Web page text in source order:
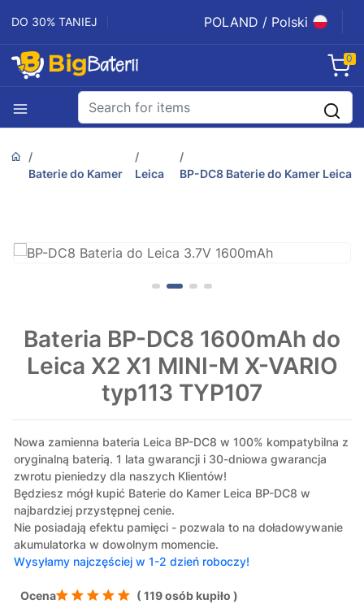
DO 30% TANIEJ POLAND / Polski
0
Baterie do Kamer Leica BP-DC8 Baterie do Kamer Leica
Bateria BP-DC8 1600mAh do
Leica X2 X1 MINI-M X-VARIO
typ113 TYP107
Nowa zamienna bateria Leica BP-DC8 w 100% kompatybilna z
oryginalną baterią. 1 lata gwarancji i 30-dniowa gwarancja
zwrotu pieniedzy dla naszych Klientów!
Będziesz mógł kupić Baterie do Kamer Leica BP-DC8 w
najbardziej przystępnej cenie.
Nie posiadają efektu pamięci - pozwala to na doładowywanie
akumulatorka w dowolnym momencie.
Wysyłamy najczęściej w 1-2 dzień roboczy!
Ocena ( 119 osób kupiło )